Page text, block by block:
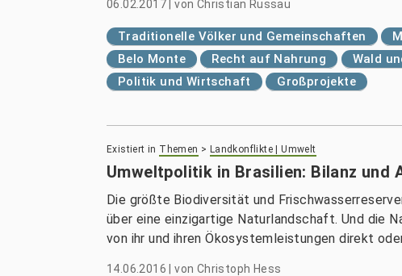
06.02.2017 |von Christian Russau
Traditionelle Völker und Gemeinschaften
Belo Monte
Recht auf Nahrung Wald
Politik und Wirtschaft
Großprojekte
Existiert in Themen > Landkonflikte | Umwelt
Umweltpolitik in Brasilien: Bilanz und
Die größte Biodiversität und
über eine einzigartige Naturlandschaft. Und die
von ihr und ihren Ökosystemleistungen direkt
14.06.2016 |von Christoph Hess